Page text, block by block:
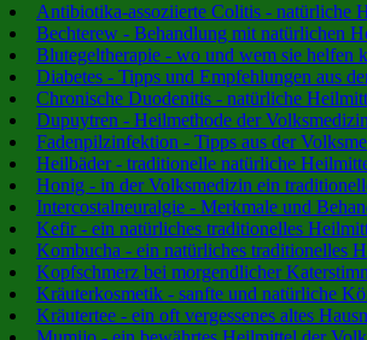
Antibiotika-assoziierte Colitis - natürliche
Bechterew - Behandlung mit natürlichen
Blutegeltherapie - wo und wem sie helfen
Diabetes - Tipps und Empfehlungen aus
Chronische Duodenitis - natürliche
Dupuytren - Heilmethode der Volksmedizin
Fadenpilzinfektion - Tipps aus der
Heilbäder - traditionelle natürliche
Honig - in der Volksmedizin ein
Intercostalneuralgie - Merkmale und
Kefir - ein natürliches traditionelles
Kombucha - ein natürliches traditionelles
Kopfschmerz bei morgendlicher
Kräuterkosmetik - sanfte und natürliche
Kräutertee - ein oft vergessenes altes